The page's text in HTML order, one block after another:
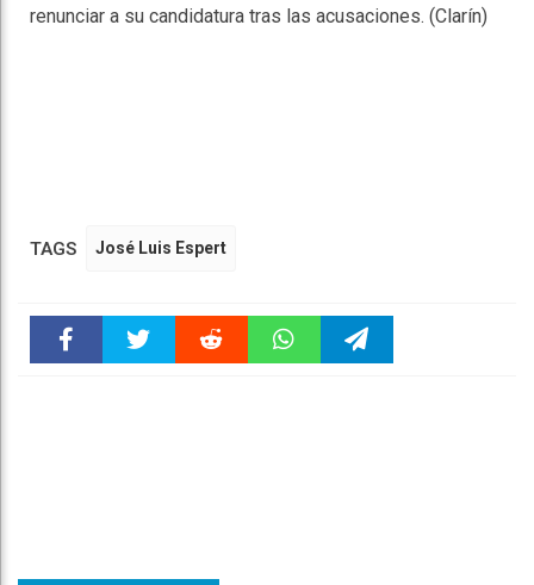
renunciar a su candidatura tras las acusaciones. (Clarín)
TAGS José Luis Espert